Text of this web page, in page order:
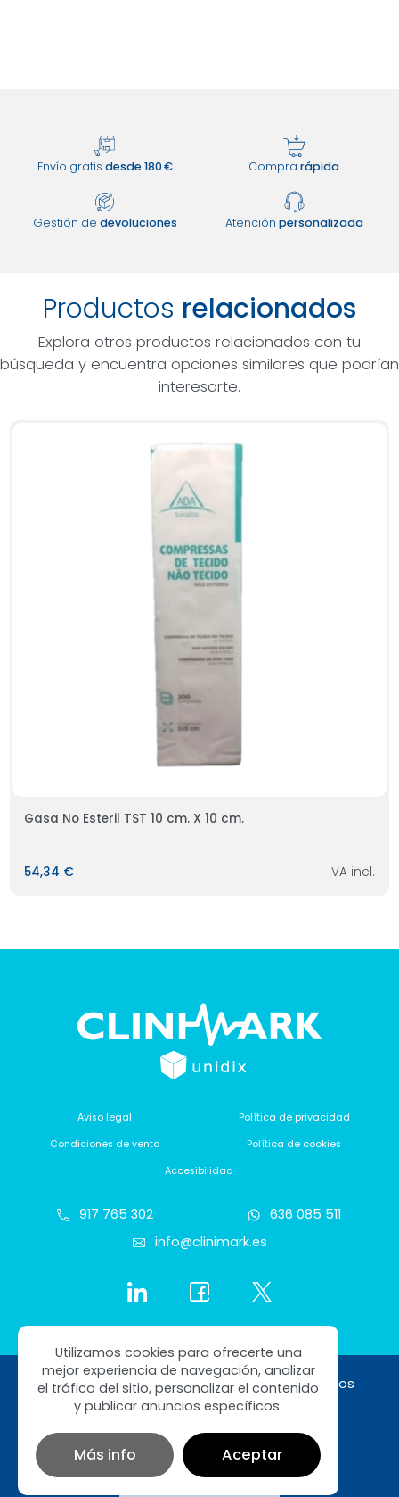
Utilizamos cookies para ofrecerte una
mejor experiencia de navegación, analizar
el tráfico del sitio, personalizar el contenido
y publicar anuncios específicos.
Aceptar
Más info
Total artículos seleccionados:0,00€
Añadir al Carrito
Envío gratis desde 180 € Comprarápida
Gestión de devoluciones Atención personalizada
Productos relacionados
Explora otros productos relacionados con tu
búsqueda y encuentra opciones similares que podrían
interesarte.
Gasa No Esteril TST 10 cm. X 10 cm.
54,34 € IVA incl.
Aviso legal
Política de privacidad
Condiciones de venta
Política de cookies
Accesibilidad
917 765 302
636 085 511
info@clinimark.es
Copyright © 2026 Clinimark. Todos los derechos
reservados
Diseño web SGM